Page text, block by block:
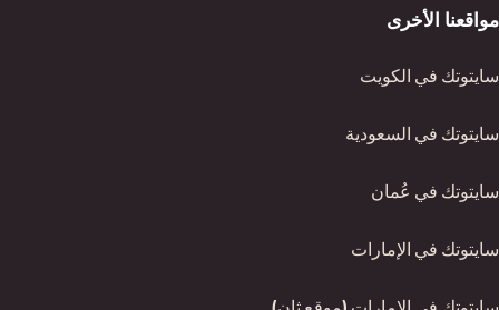
مواقعنا الأخرى
سايتوتك في الكويت
سايتوتك في السعودية
سايتوتك في عُمان
سايتوتك في الإمارات